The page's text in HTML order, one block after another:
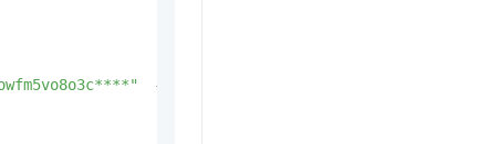
# 指定多个交换机